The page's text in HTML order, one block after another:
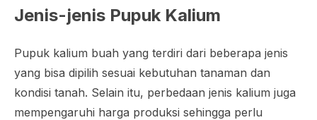
Jenis-jenis Pupuk Kalium
Pupuk kalium buah yang terdiri dari beberapa jenis
yang bisa dipilih sesuai kebutuhan tanaman dan
kondisi tanah. Selain itu, perbedaan jenis kalium juga
mempengaruhi harga produksi sehingga perlu